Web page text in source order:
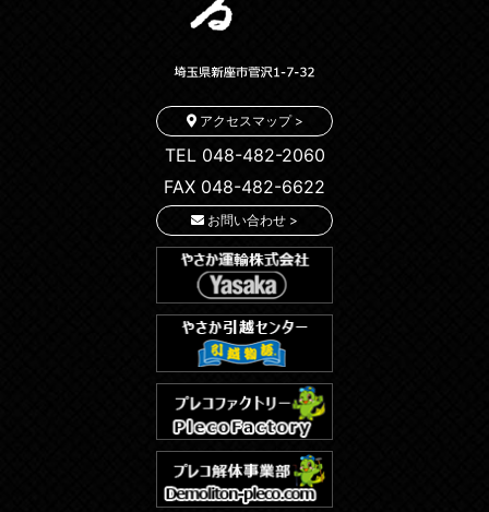
アクセスマップ >
TEL 048-482-2060
FAX 048-482-6622
お問い合わせ >